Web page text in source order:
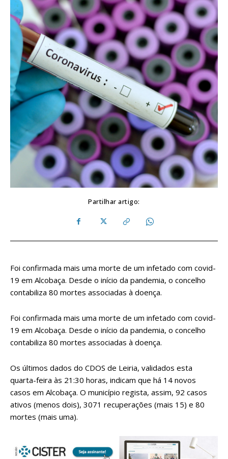
Partilhar artigo:
Foi confirmada mais uma morte de um infetado com covid-
19 em Alcobaça. Desde o início da pandemia, o concelho
contabiliza 80 mortes associadas à doença.
Foi confirmada mais uma morte de um infetado com covid-
19 em Alcobaça. Desde o início da pandemia, o concelho
contabiliza 80 mortes associadas à doença.
Os últimos dados do CDOS de Leiria, validados esta
quarta-feira às 21:30 horas, indicam que há 14 novos
casos em Alcobaça. O município regista, assim, 92 casos
ativos (menos dois), 3071 recuperações (mais 15) e 80
mortes (mais uma).